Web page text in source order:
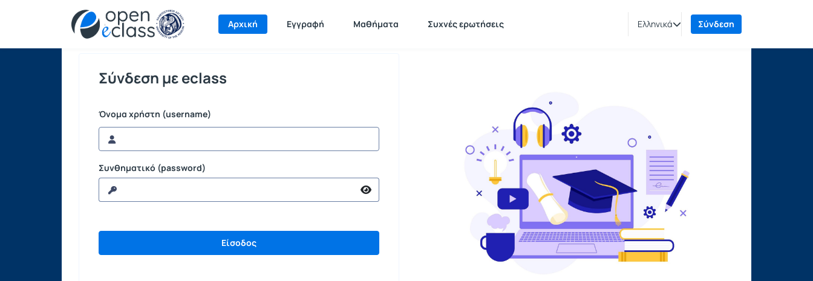
Αρχική Εγγραφή Μαθήματα Συχνές ερωτήσεις Ελληνικά Σύνδεση
Σύνδεση
Σύνδεση με eclass
Όνομα χρήστη (username)
Συνθηματικό (password)